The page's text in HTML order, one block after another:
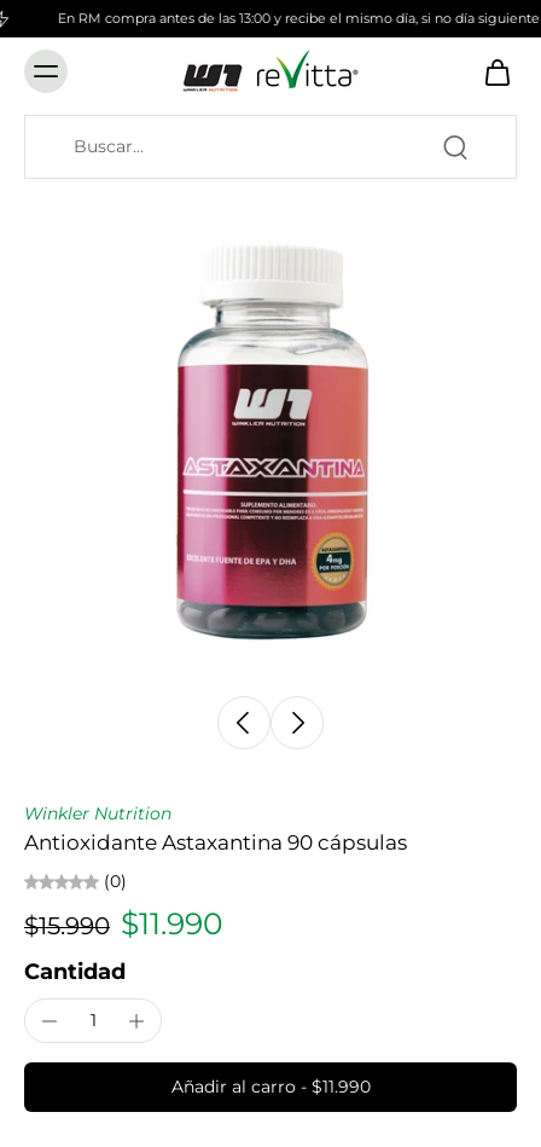
En RM compra antes de las 13:00 y recibe el mismo día, si no día siguiente
Winkler Nutrition
Antioxidante Astaxantina 90 cápsulas
(0)
$15.990 $11.990
Cantidad
Añadir al carro - $11.990